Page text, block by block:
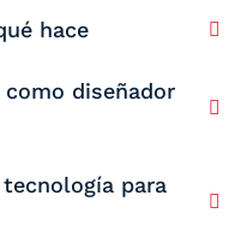
hace
diseñador
para